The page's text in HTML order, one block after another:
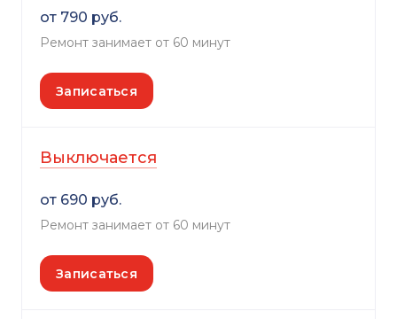
от 790 руб.
Ремонт занимает от 60 минут
Записаться
Выключается
от 690 руб.
Ремонт занимает от 60 минут
Записаться